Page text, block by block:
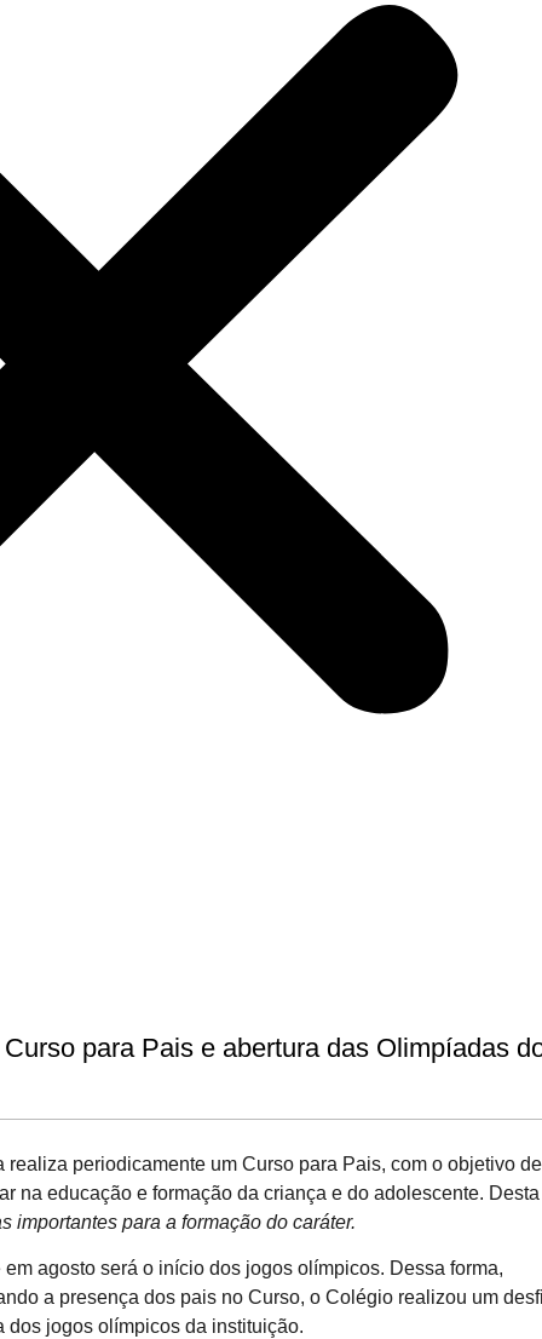
para Pais e abertura das Olimpíadas
periodicamente um Curso para Pais, com o objetivo
na educação e formação da criança e do adolescente.
importantes para a formação do caráter.
agosto será o início dos jogos olímpicos. Dessa forma,
a presença dos pais no Curso, o Colégio realizou um
dos jogos olímpicos da instituição.